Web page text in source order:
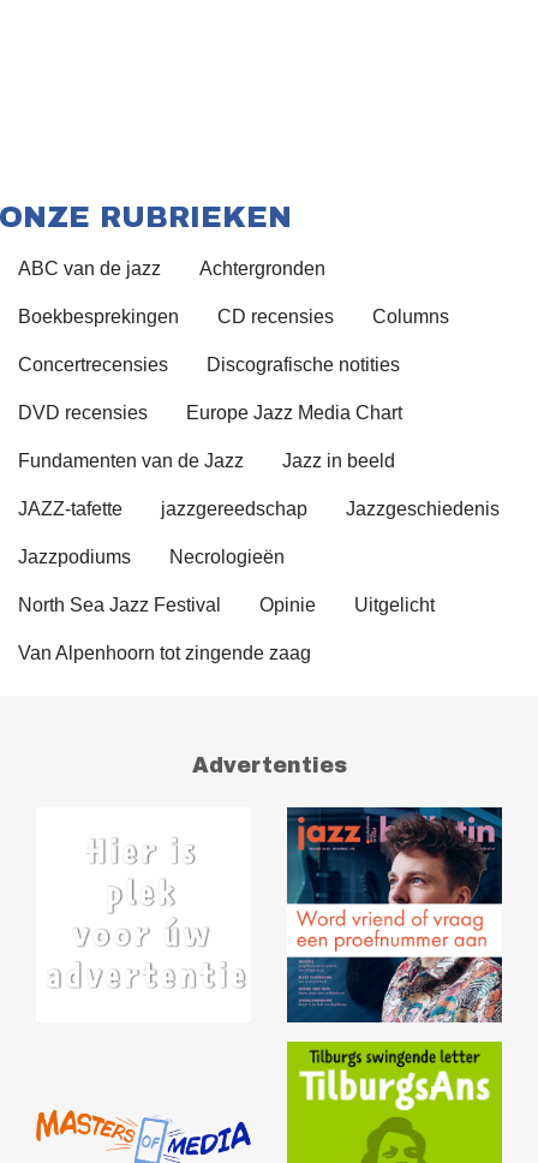
ONZE RUBRIEKEN
ABC van de jazz Achtergronden
Boekbesprekingen CD recensies Columns
Concertrecensies Discografische notities
DVD recensies Europe Jazz Media Chart
Fundamenten van de Jazz Jazz in beeld
JAZZ-tafette jazzgereedschap Jazzgeschiedenis
Jazzpodiums Necrologieën
North Sea Jazz Festival Opinie Uitgelicht
Van Alpenhoorn tot zingende zaag
Advertenties